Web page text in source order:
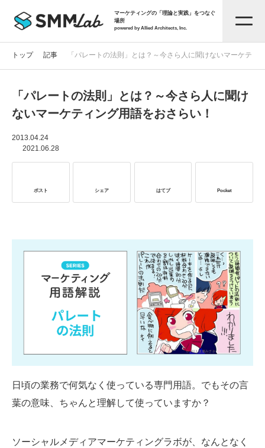
マーケティングの「理論と実践」をつなぐ
場所
powered by Allied Architects, Inc.
記事一覧
サービス資料
SMMLabについて
トップ 記事 「パレートの法則」とは？～今さら人に聞けないマーケティ
「パレートの法則」とは？～今さら人に聞け
ないマーケティング用語をおさらい！
2013.04.24
2021.06.28
ポスト シェア はてブ Pocket
日頃の業務で何気なく使っている専門用語。でもその言
葉の意味、ちゃんと理解して使っていますか？
ソーシャルメディアマーケティングラボが、なんとなく